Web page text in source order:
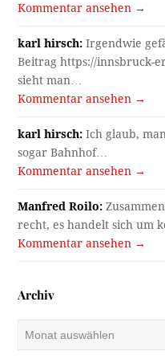
Kommentar ansehen →
karl hirsch: Irgendwie
Beitrag https://innsbruck-
sieht man…
Kommentar ansehen →
karl hirsch: Ich glaub,
sogar Bahnhof…
Kommentar ansehen →
Manfred Roilo:
recht, es handelt sich um
Kommentar ansehen →
Archiv